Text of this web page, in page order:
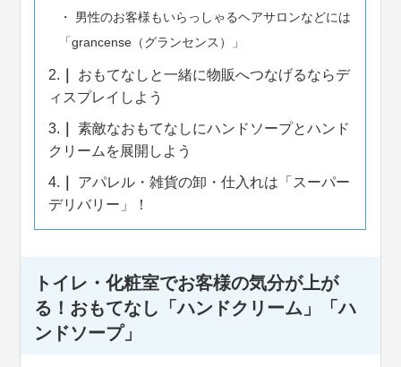
男性のお客様もいらっしゃるヘアサロンなどには
「grancense（グランセンス）」
2.
おもてなしと一緒に物販へつなげるならデ
ィスプレイしよう
3.
素敵なおもてなしにハンドソープとハンド
クリームを展開しよう
4.
アパレル・雑貨の卸・仕入れは「スーパー
デリバリー」！
トイレ・化粧室でお客様の気分が上が
る！おもてなし「ハンドクリーム」「ハ
ンドソープ」